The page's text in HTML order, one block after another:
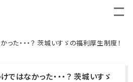
た・・・？ 茨城いすゞの福利厚生制度！
はなかった・・・？ 茨城いすゞ